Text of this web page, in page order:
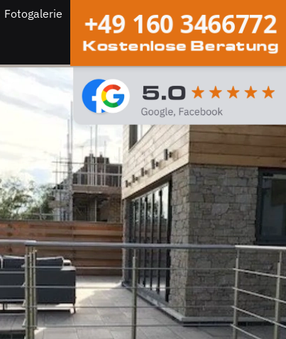
Fotogalerie
+49 160 3466772
Kostenlose Beratung